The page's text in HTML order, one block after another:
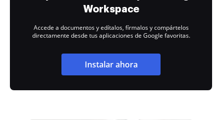
Workspace
Accede a documentos y edítalos, fírmalos y compártelos
directamente desde tus aplicaciones de Google favoritas.
Instalar ahora